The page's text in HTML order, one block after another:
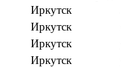
Иркутск
Иркутск
Иркутск
Иркутск